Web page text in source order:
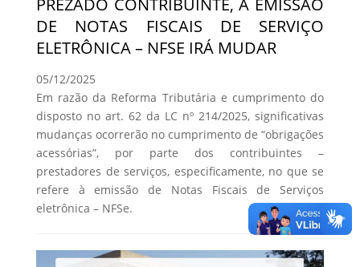
PREZADO CONTRIBUINTE, A EMISSÃO
DE NOTAS FISCAIS DE SERVIÇO
ELETRÔNICA – NFSE IRÁ MUDAR
05/12/2025
Em razão da Reforma Tributária e cumprimento do
disposto no art. 62 da LC nº 214/2025, significativas
mudanças ocorrerão no cumprimento de “obrigações
acessórias”, por parte dos contribuintes –
prestadores de serviços, especificamente, no que se
refere à emissão de Notas Fiscais de Serviços
eletrônica – NFSe.